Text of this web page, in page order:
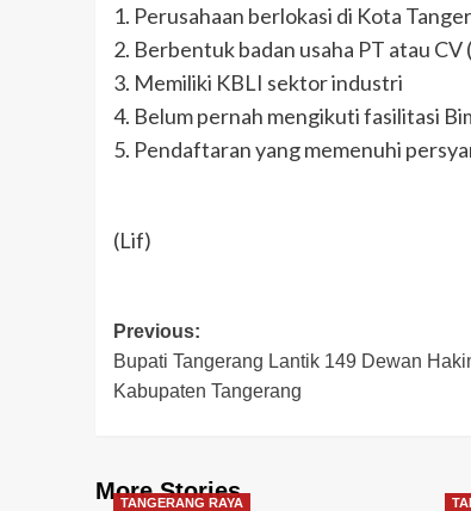
1. Perusahaan berlokasi di Kota
2. Berbentuk badan usaha PT atau
3. Memiliki KBLI sektor industri
4. Belum pernah mengikuti fasilitasi
5. Pendaftaran yang memenuhi
(Lif)
Post
navigation
Previous:
Bupati Tangerang Lantik 149 Dewan
Kabupaten Tangerang
More Stories
TANGERANG RAYA